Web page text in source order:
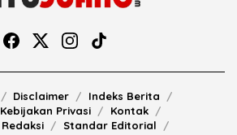
Disclaimer
Indeks Berita
Kebijakan Privasi
Kontak
Redaksi
Standar Editorial